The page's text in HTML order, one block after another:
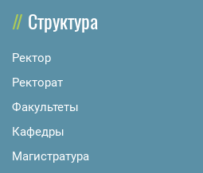
Структура
Ректор
Ректорат
Факультеты
Кафедры
Магистратура